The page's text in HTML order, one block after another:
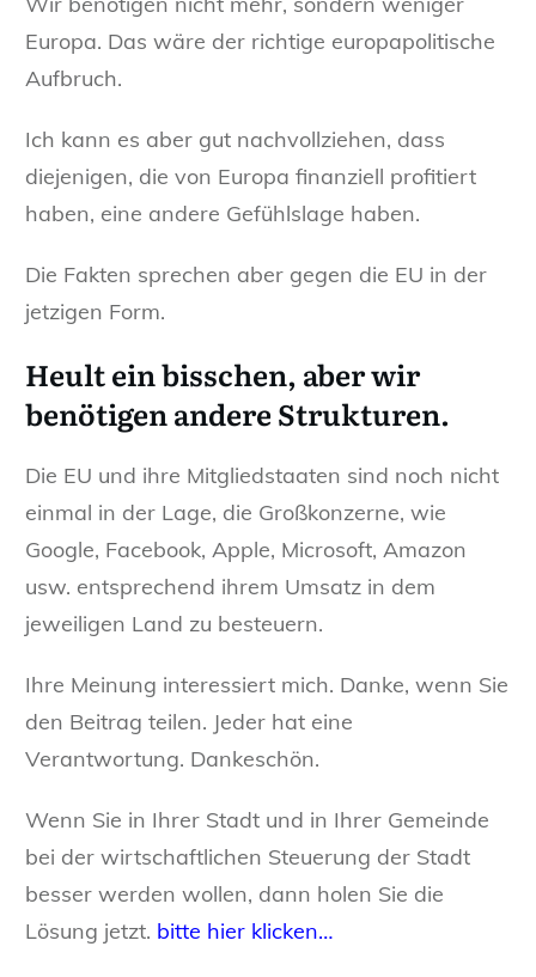
Europa. Das wäre der richtige europapolitische
Aufbruch.
Ich kann es aber gut nachvollziehen, dass
diejenigen, die von Europa finanziell profitiert
haben, eine andere Gefühlslage haben.
Die Fakten sprechen aber gegen die EU in der
jetzigen Form.
Heult ein bisschen, aber wir
benötigen andere Strukturen.
Die EU und ihre Mitgliedstaaten sind noch nicht
einmal in der Lage, die Großkonzerne, wie
Google, Facebook, Apple, Microsoft, Amazon
usw. entsprechend ihrem Umsatz in dem
jeweiligen Land zu besteuern.
Ihre Meinung interessiert mich. Danke, wenn Sie
den Beitrag teilen. Jeder hat eine
Verantwortung. Dankeschön.
Wenn Sie in Ihrer Stadt und in Ihrer Gemeinde
bei der wirtschaftlichen Steuerung der Stadt
besser werden wollen, dann holen Sie die
Lösung jetzt. bitte hier klicken…